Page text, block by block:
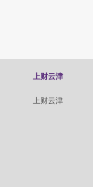
上财云津
上财云津